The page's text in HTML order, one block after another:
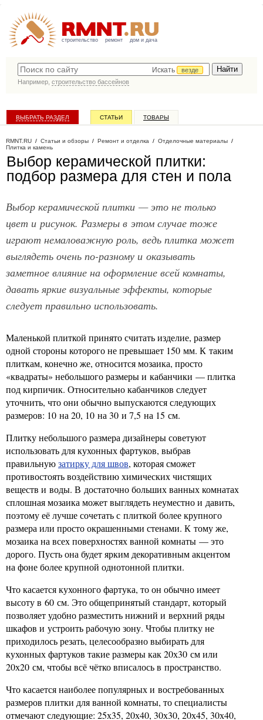
строительство ремонт дом и дача
Искать
везде
Например, строительство бассейнов
ВЫБРАТЬ РАЗДЕЛ СТАТЬИ ТОВАРЫ
RMNT.RU / Статьи и обзоры / Ремонт и отделка / Отделочные материалы /
Плитка и камень
Выбор керамической плитки:
подбор размера для стен и пола
Выбор керамической плитки — это не только
цвет и рисунок. Размеры в этом случае тоже
играют немаловажную роль, ведь плитка может
выглядеть очень по-разному и оказывать
заметное влияние на оформление всей комнаты,
давать яркие визуальные эффекты, которые
следует правильно использовать.
Маленькой плиткой принято считать изделие, размер
одной стороны которого не превышает 150 мм. К таким
плиткам, конечно же, относится мозаика, просто
«квадраты» небольшого размеры и кабанчики — плитка
под кирпичик. Относительно кабанчиков следует
уточнить, что они обычно выпускаются следующих
размеров: 10 на 20, 10 на 30 и 7,5 на 15 см.
Плитку небольшого размера дизайнеры советуют
использовать для кухонных фартуков, выбрав
правильнуюзатирку для швов, которая сможет
противостоять воздействию химических чистящих
веществ и воды. В достаточно больших ванных комнатах
сплошная мозаика может выглядеть неуместно и давить,
поэтому её лучше сочетать с плиткой более крупного
размера или просто окрашенными стенами. К тому же,
мозаика на всех поверхностях ванной комнаты — это
дорого. Пусть она будет ярким декоративным акцентом
на фоне более крупной однотонной плитки.
Что касается кухонного фартука, то он обычно имеет
высоту в 60 см. Это общепринятый стандарт, который
позволяет удобно разместить нижний и верхний ряды
шкафов и устроить рабочую зону. Чтобы плитку не
приходилось резать, целесообразно выбирать для
кухонных фартуков такие размеры как 20х30 см или
20х20 см, чтобы всё чётко вписалось в пространство.
Что касается наиболее популярных и востребованных
размеров плитки для ванной комнаты, то специалисты
отмечают следующие: 25х35, 20х40, 30х30, 20х45, 30х40,